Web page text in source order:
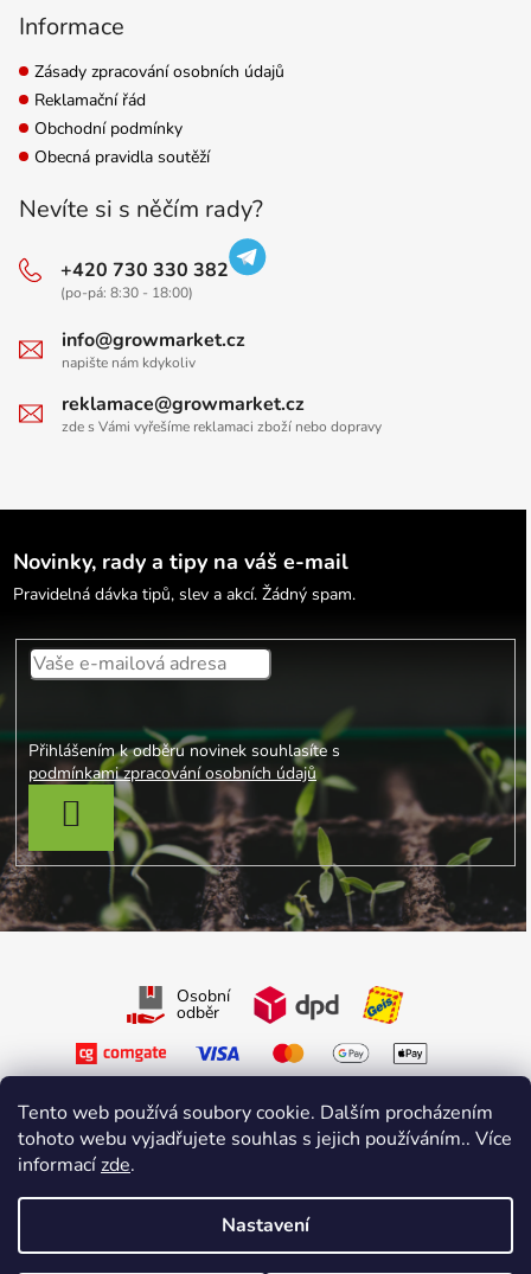
Tento web používá soubory cookie. Dalším procházením
tohoto webu vyjadřujete souhlas s jejich používáním.. Více
informacízde.
Nastavení
Informace
Zásady zpracování osobních údajů
Reklamační řád
Obchodní podmínky
Obecná pravidla soutěží
Nevíte si s něčím rady?
+420 730 330 382
(po-pá: 8:30 - 18:00)
info@growmarket.cz
napište nám kdykoliv
reklamace@growmarket.cz
zde s Vámi vyřešíme reklamaci zboží nebo dopravy
Novinky, rady a tipy na váš e-mail
Pravidelná dávka tipů, slev a akcí. Žádný spam.
Přihlášením k odběru novinek souhlasíte s
podmínkami zpracování osobních údajů
PŘIHLÁSIT SE
Osobní
odběr
Sledujte nás na Instagramu
Vytvořil Shoptet Premium&sniperdesign.cz